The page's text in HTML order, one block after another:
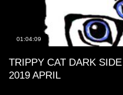
01:04:09
TRIPPY CAT DARK
2019 APRIL